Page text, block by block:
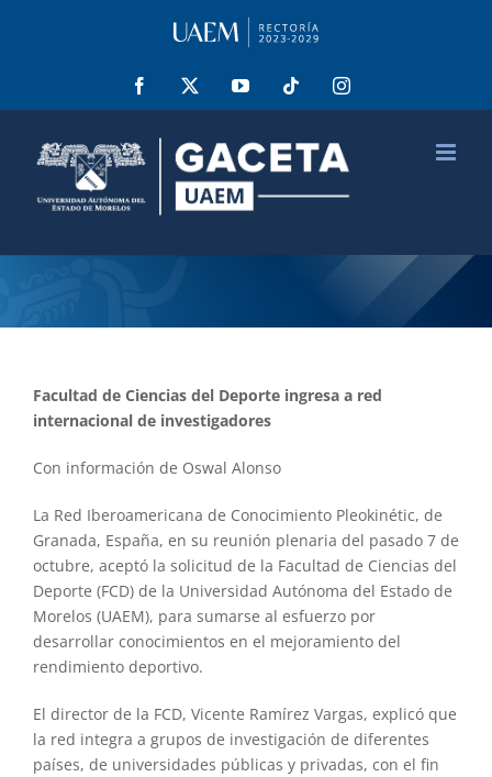
Facebook YouTube Tiktok Instagram
Facultad de Ciencias del Deporte ingresa a red
internacional de investigadores
Con información de Oswal Alonso
La Red Iberoamericana de Conocimiento Pleokinétic, de
Granada, España, en su reunión plenaria del pasado 7 de
octubre, aceptó la solicitud de la Facultad de Ciencias del
Deporte (FCD) de la Universidad Autónoma del Estado de
Morelos (UAEM), para sumarse al esfuerzo por
desarrollar conocimientos en el mejoramiento del
rendimiento deportivo.
El director de la FCD, Vicente Ramírez Vargas, explicó que
la red integra a grupos de investigación de diferentes
países, de universidades públicas y privadas, con el fin